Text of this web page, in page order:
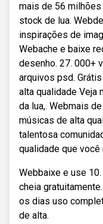
mais de 56
stock de lua.
inspirações de
Webache e baixe
desenho. 27. 000+
arquivos psd.
alta qualidade Veja
da lua,. Webmais
músicas de alta
talentosa
qualidade que você
Webbaixe e use
cheia
os dias uso
de alta.